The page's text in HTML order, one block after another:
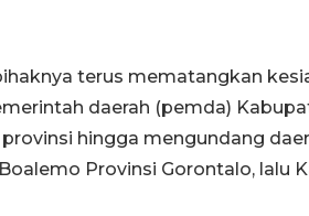
terus mematangkan
daerah (pemda)
hingga mengundang
Provinsi Gorontalo, lalu